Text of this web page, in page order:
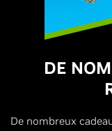
DE
De nombreux